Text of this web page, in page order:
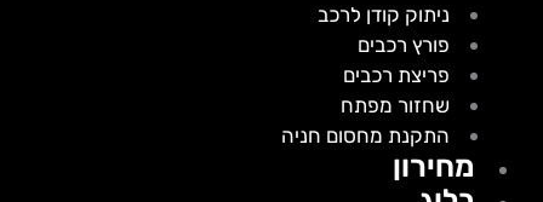
ניתוק קודן לרכב
פורץ רכבים
פריצת רכבים
שחזור מפתח
התקנת מחסום חניה
מחירון